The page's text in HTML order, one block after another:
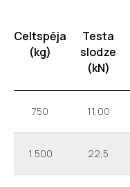
Celtspēja
(kg)
Testa
slodze
(kN)
750 11,00
1 500 22,5